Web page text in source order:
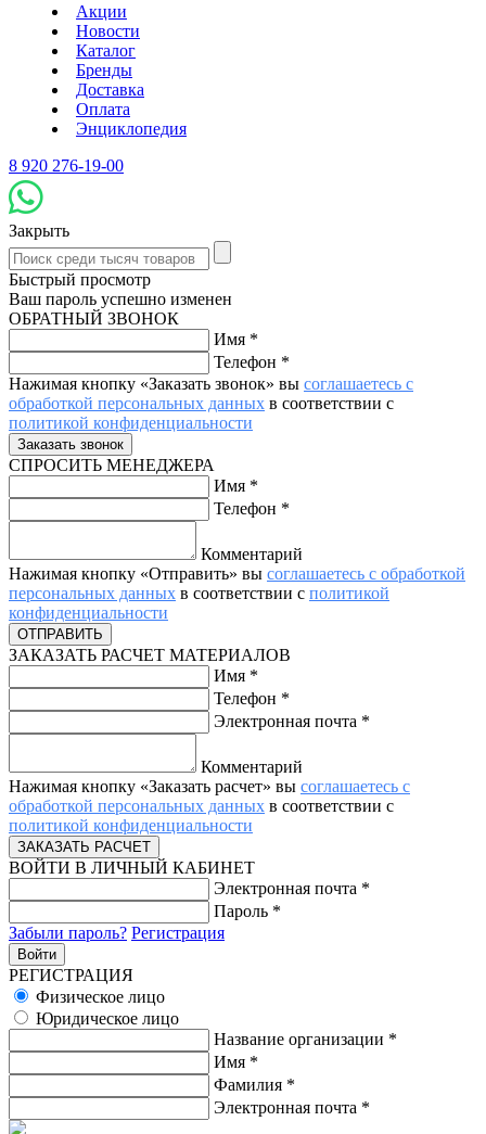
Акции
Новости
Каталог
Бренды
Доставка
Оплата
Энциклопедия
8 920 276-19-00
Закрыть
Быстрый просмотр
Ваш пароль успешно изменен
ОБРАТНЫЙ ЗВОНОК
Имя *
Телефон *
Нажимая кнопку «Заказать звонок» вы соглашаетесь с
обработкой персональных данных в соответствии с
политикой конфиденциальности
СПРОСИТЬ МЕНЕДЖЕРА
Имя *
Телефон *
Комментарий
Нажимая кнопку «Отправить» вы соглашаетесь с обработкой
персональных данных в соответствии с политикой
конфиденциальности
ЗАКАЗАТЬ РАСЧЕТ МАТЕРИАЛОВ
Имя *
Телефон *
Электронная почта *
Комментарий
Нажимая кнопку «Заказать расчет» вы соглашаетесь с
обработкой персональных данных в соответствии с
политикой конфиденциальности
ВОЙТИ В ЛИЧНЫЙ КАБИНЕТ
Электронная почта *
Пароль *
Забыли пароль? Регистрация
РЕГИСТРАЦИЯ
Физическое лицо
Юридическое лицо
Название организации *
Имя *
Фамилия *
Электронная почта *